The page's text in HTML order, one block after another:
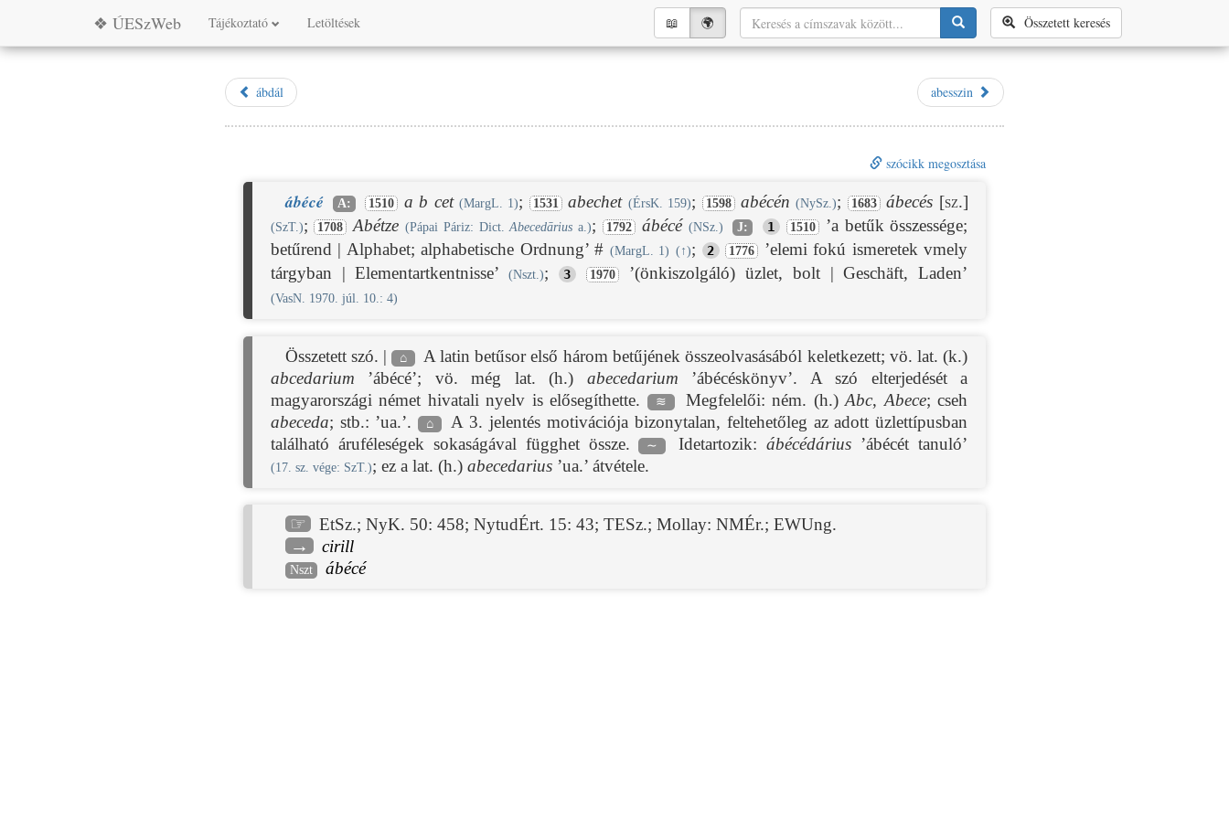
❖ ÚESzWeb Tájékoztató Letöltések Összetett keresés
📖︎ 🌍︎
ábdál abesszin
szócikk megosztása
ábécé A: 1510 a b cet (MargL. 1); 1531 abechet (ÉrsK. 159); 1598 abécén (NySz.); 1683 ábecés [sz.]
(SzT.); 1708 Abétze (Pápai Páriz: Dict.Abecedārius a.); 1792 ábécé (NSz.) J: 1 1510
’a betűk összessége;
betűrend | Alphabet; alphabetische Ordnung’ # (MargL. 1) ( ↑); 2 1776
’elemi fokú ismeretek vmely
tárgyban | Elementartkentnisse’(Nszt.); 3 1970 ’(önkiszolgáló) üzlet, bolt | Geschäft, Laden’
(VasN. 1970. júl. 10.: 4)
Összetett szó. | ⌂
A latin betűsor első három betűjének összeolvasásából keletkezett; vö. lat. (k.)
abcedarium ’ábécé’; vö. még lat. (h.) abecedarium ’ábécéskönyv’. A szó elterjedését a
magyarországi német hivatali nyelv is elősegíthette.
≋ Megfelelői: ném. (h.)Abc, Abece; cseh
abeceda; stb.: ’ua.’. ⌂
A 3. jelentés motivációja bizonytalan, feltehetőleg az adott üzlettípusban
található áruféleségek sokaságával függhet össze.
∼ Idetartozik:ábécédárius ’ábécét tanuló’
(17. sz. vége: SzT.); ez a lat. (h.) abecedarius’ua.’ átvétele.
☞ EtSz.; NyK. 50: 458; NytudÉrt. 15: 43; TESz.; Mollay: NMÉr.; EWUng.
→ cirill
Nszt ábécé